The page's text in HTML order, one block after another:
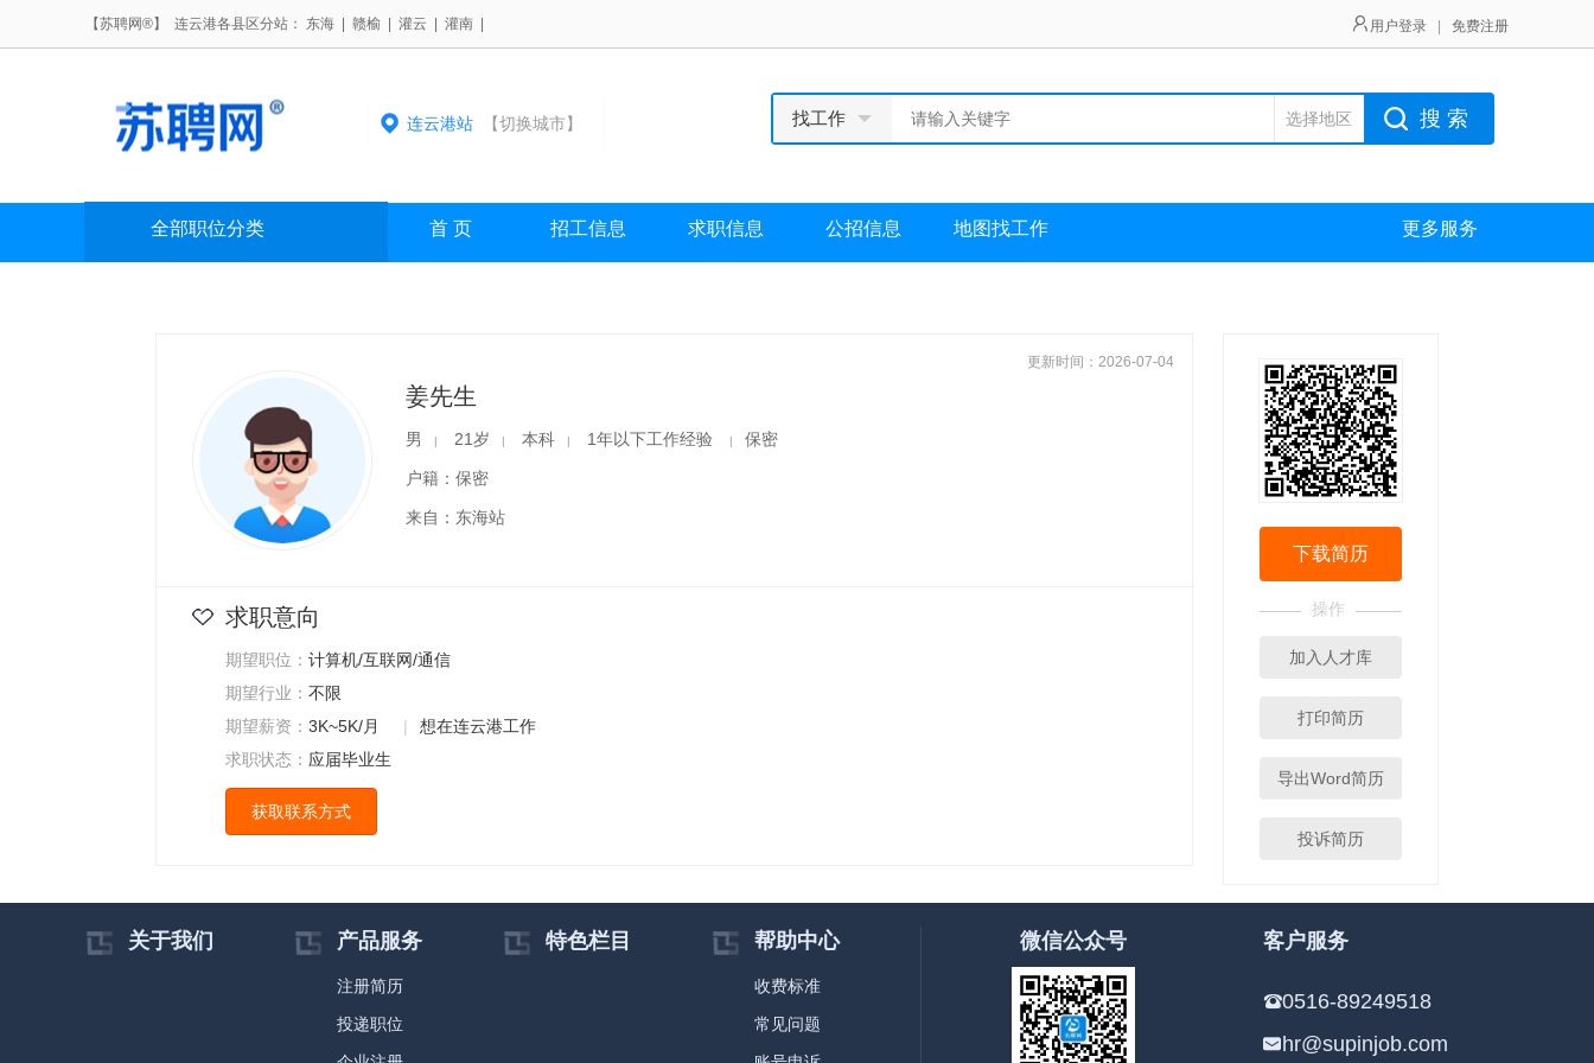
【苏聘网®】 连云港各县区分站： 东海 赣榆 灌云 灌南 用户登录 免费注册
连云港站【切换城市】 找工作 选择地区 搜 索
全部职位分类 首 页 招工信息 求职信息 公招信息 地图找工作 更多服务
更新时间：2026-07-04
姜先生
男 | 21岁 | 本科 | 1年以下工作经验 | 保密
户籍：保密
来自：东海站
求职意向
期望职位： 计算机/互联网/通信
期望行业： 不限
期望薪资： 3K~5K/月 |
想在连云港工作
求职状态： 应届毕业生
获取联系方式
下载简历
操作
加入人才库
打印简历
导出Word简历
投诉简历
关于我们 产品服务
注册简历
投递职位
特色栏目 帮助中心
收费标准
常见问题
微信公众号 客户服务
0516-89249518
hr@supinjob.com